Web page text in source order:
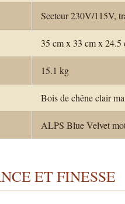
Secteur 230V/115V,
35 cm x 33 cm x 24.5
15.1 kg
Bois de chêne clair
ALPS Blue Velvet
ET FINESSE